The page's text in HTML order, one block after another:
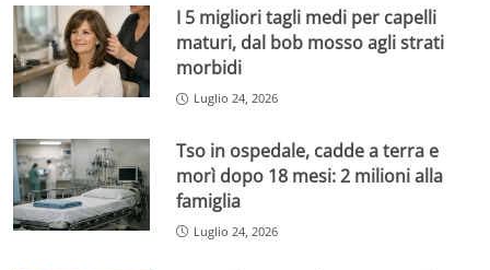
I 5 migliori tagli medi per capelli
maturi, dal bob mosso agli strati
morbidi
Luglio 24, 2026
Tso in ospedale, cadde a terra e
morì dopo 18 mesi: 2 milioni alla
famiglia
Luglio 24, 2026